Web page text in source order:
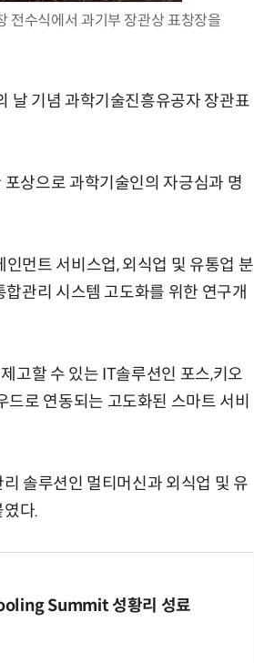
전수식에서 과기부 장관상 표창장을
날 기념 과학기술진흥유공자 장관표
상으로 과학기술인의 자긍심과 명
먼트 서비스업, 외식업 및 유통업 분
관리 시스템 고도화를 위한 연구개
고할 수 있는 IT솔루션인 포스,키오
로 연동되는 고도화된 스마트 서비
솔루션인 멀티머신과 외식업 및 유
다.
Summit 성황리 성료